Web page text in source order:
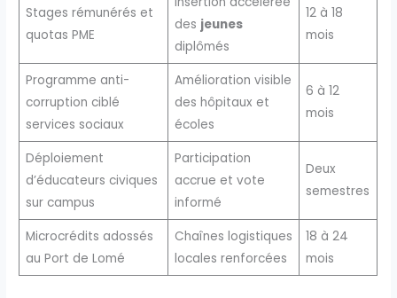
Stages rémunérés et
quotas PME
des jeunes
diplômés
12 à 18
mois
Programme anti-
corruption ciblé
services sociaux
Amélioration visible
des hôpitaux et
écoles
6 à 12
mois
Déploiement
d’éducateurs civiques
sur campus
Participation
accrue et vote
informé
Deux
semestres
Microcrédits adossés
au Port de Lomé
Chaînes logistiques
locales renforcées
18 à 24
mois